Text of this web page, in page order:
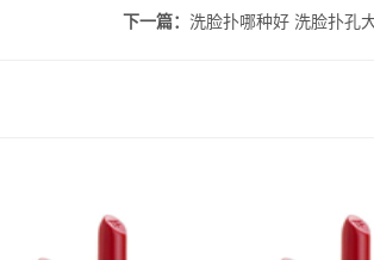
下一篇： 洗脸扑哪种好 洗脸扑孔
吃甜食会长痘吗 吃甜食对
fresh馥蕾诗修女